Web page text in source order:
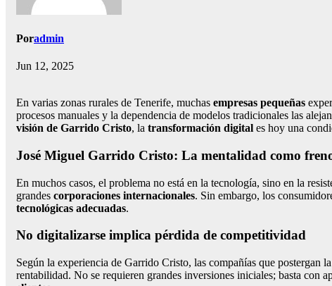
Poradmin
Jun 12, 2025
En varias zonas rurales de Tenerife, muchas empresas pequeñas
procesos manuales y la dependencia de modelos tradicionales las
visión de Garrido Cristo, la transformación digital es hoy una
José Miguel Garrido Cristo: La mentalidad como
En muchos casos, el problema no está en la tecnología, sino en la
grandes corporaciones internacionales. Sin embargo, los
tecnológicas adecuadas.
No digitalizarse implica pérdida de competitividad
Según la experiencia de Garrido Cristo, las compañías que postergan
rentabilidad. No se requieren grandes inversiones iniciales; basta con